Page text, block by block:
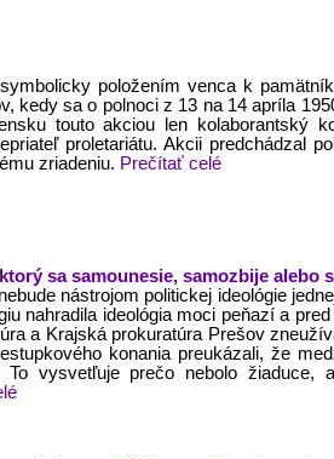
položením venca k
kedy sa o polnoci z 13 na 14 apríla
touto akciou len kolaborantský
proletariátu. Akcii predchádzal
zriadeniu. Prečítať celé
sa samounesie, samozbije alebo
nástrojom politickej ideológie
nahradila ideológia moci peňazí a
a Krajská prokuratúra Prešov
konania preukázali, že
vysvetľuje prečo nebolo žiaduce,